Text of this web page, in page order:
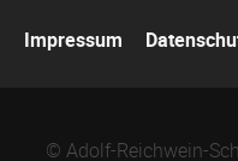
überspringen
Impressum
© Adolf-Reichwein-